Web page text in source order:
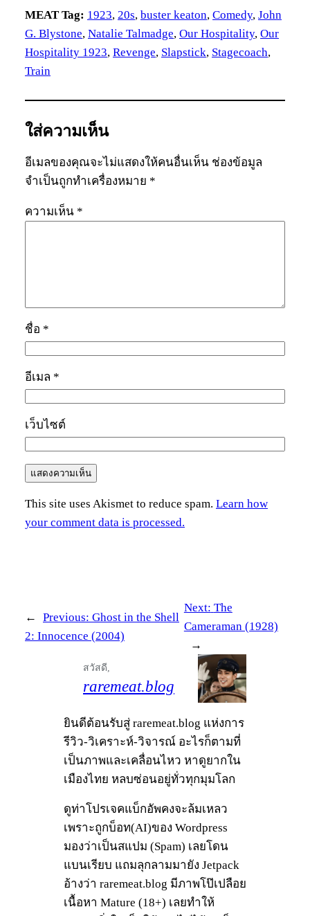
MEAT Tag: 1923, 20s, buster keaton, Comedy, John
G. Blystone, Natalie Talmadge, Our Hospitality, Our
Hospitality 1923, Revenge, Slapstick, Stagecoach
Train
ใส่ความเห็น
อีเมลของคุณจะไม่แสดงให้คนอื่นเห็น ช่องข้อมูล
จำเป็นถูกทำเครื่องหมาย *
ความเห็น *
ชื่อ *
อีเมล *
เว็บไซต์
This site uses Akismet to reduce spam. Learn how
your comment data is processed.
← Previous: Ghost in the Shell
2: Innocence (2004)
Next: The
Cameraman (1928)
→
สวัสดี,
raremeat.blog
ยินดีต้อนรับสู่ raremeat.blog แห่งการ
รีวิว-วิเคราะห์-วิจารณ์ อะไรก็ตามที่
เป็นภาพและเคลื่อนไหว หาดูยากใน
เมืองไทย หลบซ่อนอยู่ทั่วทุกมุมโลก
ดูท่าโปรเจคแบ็กอัพคงจะล้มเหลว
เพราะถูกบ็อท(AI)ของ Wordpress
มองว่าเป็นสแปม (Spam) เลยโดน
แบนเรียบ แถมลุกลามมายัง Jetpack
อ้างว่า raremeat.blog มีภาพโป๊เปลือย
เนื้อหา Mature (18+) เลยทำให้